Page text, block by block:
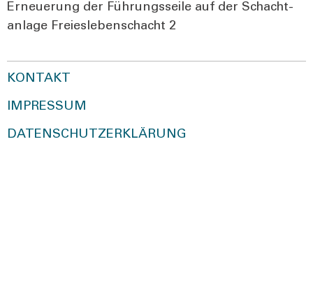
Erneue­rung der Füh­rungs­sei­le auf der Schacht­
an­la­ge Frei­es­le­bens­chacht 2
KONTAKT
IMPRESSUM
DATENSCHUTZERKLÄRUNG